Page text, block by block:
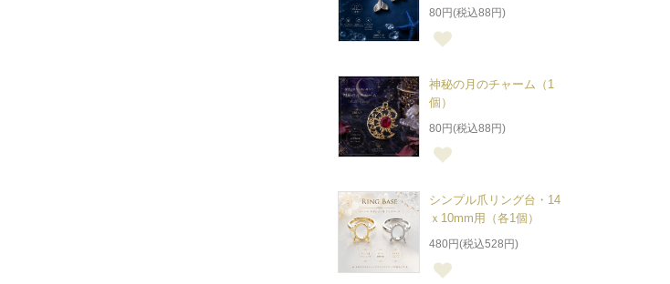
80円(税込88円)
神秘の月のチャーム（1
個）
80円(税込88円)
シンプル爪リング台・14
ｘ10mm用（各1個）
480円(税込528円)